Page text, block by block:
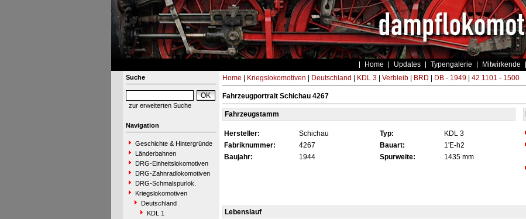
Home Updates Typengalerie Mitwirkende
Suche
zur erweiterten Suche
Navigation
Geschichte & Hintergründe
Länderbahnen
DRG-Einheitslokomotiven
DRG-Zahnradlokomotiven
DRG-Schmalspurlok.
Kriegslokomotiven
Deutschland
KDL 1
Home Kriegslokomotiven Deutschland KDL 3| Verbleib| BRD DB - 1949| 42 1101 - 1500
Fahrzeugportrait Schichau 4267
Fahrzeugstamm
Hersteller: Schichau Typ: KDL 3
Fabriknummer:
4267 Bauart: 1'E-h2
Baujahr:
1944 Spurweite:
1435 mm
Lebenslauf